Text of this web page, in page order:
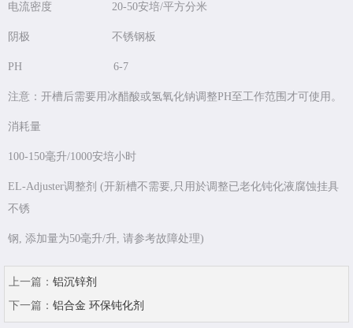
电流密度 20-50安培/平方分米
阴极 不锈钢板
PH 6-7
注意：开槽后需要用冰醋酸或氢氧化钠调整PH至工作范围才可使用。
消耗量
100-150毫升/1000安培小时
EL-Adjuster调整剂 (开新槽不需要,只用於调整已老化钝化液腐蚀挂具
不锈
钢, 添加量为50毫升/升, 请参考故障处理)
上一篇： 铝沉锌剂
下一篇： 铝合金 环保钝化剂